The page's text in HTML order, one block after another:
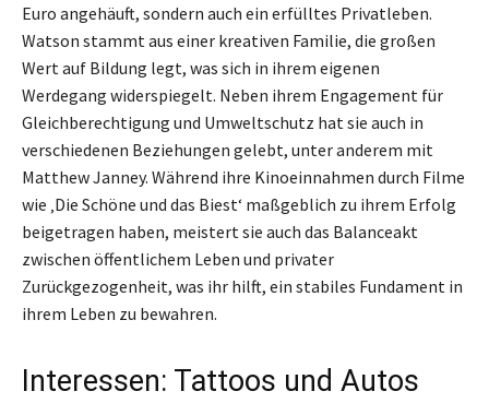
Euro angehäuft, sondern auch ein erfülltes Privatleben.
Watson stammt aus einer kreativen Familie, die großen
Wert auf Bildung legt, was sich in ihrem eigenen
Werdegang widerspiegelt. Neben ihrem Engagement für
Gleichberechtigung und Umweltschutz hat sie auch in
verschiedenen Beziehungen gelebt, unter anderem mit
Matthew Janney. Während ihre Kinoeinnahmen durch Filme
wie ‚Die Schöne und das Biest‘ maßgeblich zu ihrem Erfolg
beigetragen haben, meistert sie auch das Balanceakt
zwischen öffentlichem Leben und privater
Zurückgezogenheit, was ihr hilft, ein stabiles Fundament in
ihrem Leben zu bewahren.
Interessen: Tattoos und Autos